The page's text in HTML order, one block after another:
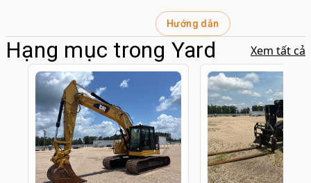
Hướng dẫn
Hạng mục trong Yard Xem tất cả